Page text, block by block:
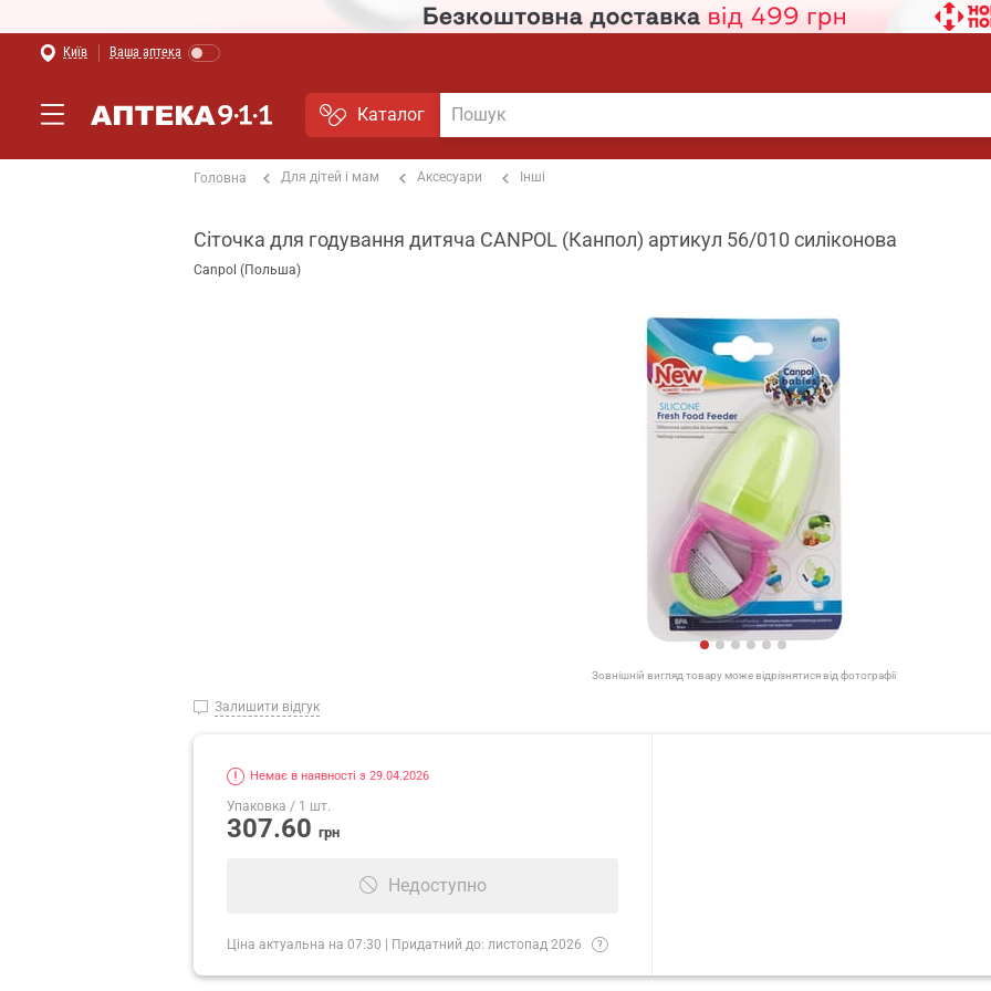
Київ Ваша аптека
Каталог
Головна Для дітей і мам Аксесуари Інші
Сіточка для годування дитяча CANPOL (Канпол) артикул 56/010 силіконова
Canpol (Польша)
Зовнішній вигляд товару може відрізнятися від фотографії
Залишити відгук
Немає в наявності з 29.04.2026
Упаковка / 1 шт.
307.60 грн
Недоступно
Ціна актуальна на 07:30 | Придатний до: листопад 2026